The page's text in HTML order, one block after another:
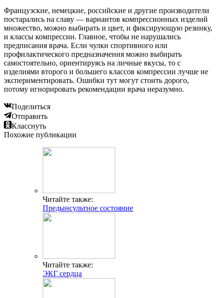
Французские, немецкие, российские и другие производители
постарались на славу — вариантов компрессионных изделий
множество, можно выбирать и цвет, и фиксирующую резинку,
и классы компрессии. Главное, чтобы не нарушались
предписания врача. Если чулки спортивного или
профилактического предназначения можно выбирать
самостоятельно, ориентируясь на личные вкусы, то с
изделиями второго и большего классов компрессии лучше не
экспериментировать. Ошибки тут могут стоить дорого,
потому игнорировать рекомендации врача неразумно.
Поделиться
Отправить
Класснуть
Похожие публикации
Читайте также:
Предынсультное состояние
Читайте также:
ЭКГ сердца